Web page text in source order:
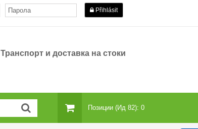
Přihlásit
Транспорт и доставка на стоки
Позиции (ид 82): 0